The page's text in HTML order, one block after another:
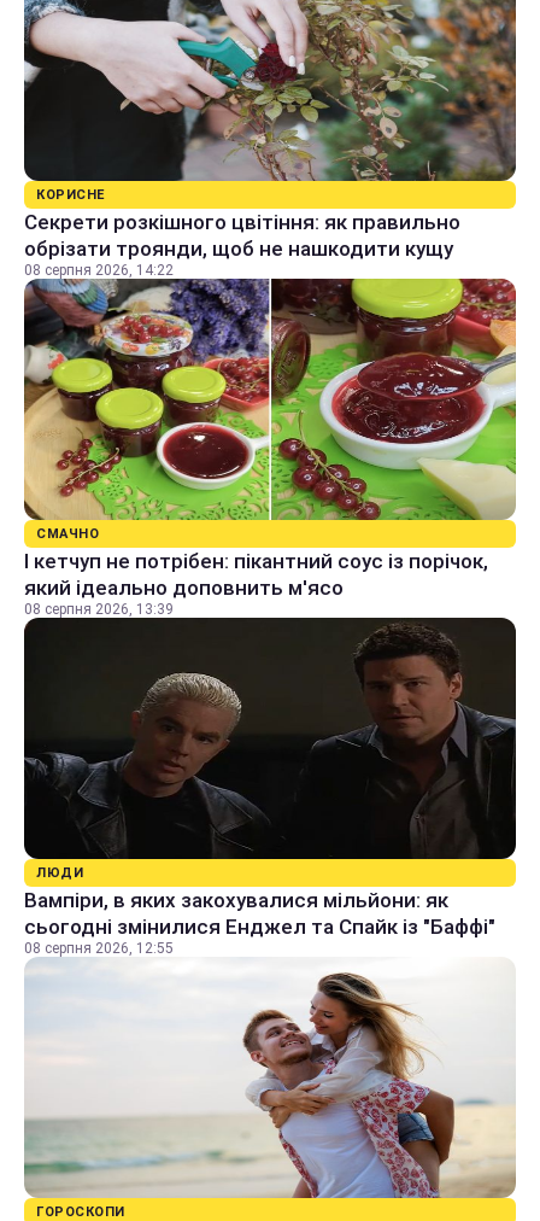
КОРИСНЕ
Секрети розкішного цвітіння: як правильно
обрізати троянди, щоб не нашкодити кущу
08 серпня 2026, 14:22
СМАЧНО
І кетчуп не потрібен: пікантний соус із порічок,
який ідеально доповнить м'ясо
08 серпня 2026, 13:39
ЛЮДИ
Вампіри, в яких закохувалися мільйони: як
сьогодні змінилися Енджел та Спайк із "Баффі"
08 серпня 2026, 12:55
ГОРОСКОПИ